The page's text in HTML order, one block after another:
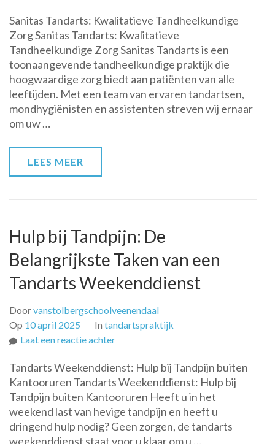
tandheelkundige
zorg
bij
Sanitas
Tandarts
Sanitas Tandarts: Kwalitatieve Tandheelkundige
Zorg Sanitas Tandarts: Kwalitatieve
Tandheelkundige Zorg Sanitas Tandarts is een
toonaangevende tandheelkundige praktijk die
hoogwaardige zorg biedt aan patiënten van alle
leeftijden. Met een team van ervaren tandartsen,
mondhygiënisten en assistenten streven wij ernaar
om uw …
LEES MEER
Hulp bij Tandpijn: De
Belangrijkste Taken van een
Tandarts Weekenddienst
Doorvanstolbergschoolveenendaal
Op 10 april 2025 In tandartspraktijk
Laat een reactie achterop
bij
Tandpijn:
De
Belangrijkste
Taken
Tandarts Weekenddienst: Hulp bij Tandpijn buiten
Kantooruren Tandarts Weekenddienst: Hulp bij
Tandpijn buiten Kantooruren Heeft u in het
weekend last van hevige tandpijn en heeft u
dringend hulp nodig? Geen zorgen, de tandarts
weekenddienst staat voor u klaar om u …